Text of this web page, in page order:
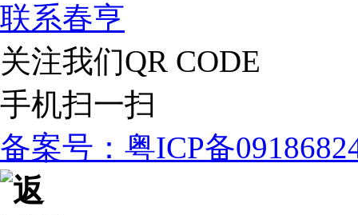
联系春亨
关注我们QR CODE
手机扫一扫
备案号：粤ICP备